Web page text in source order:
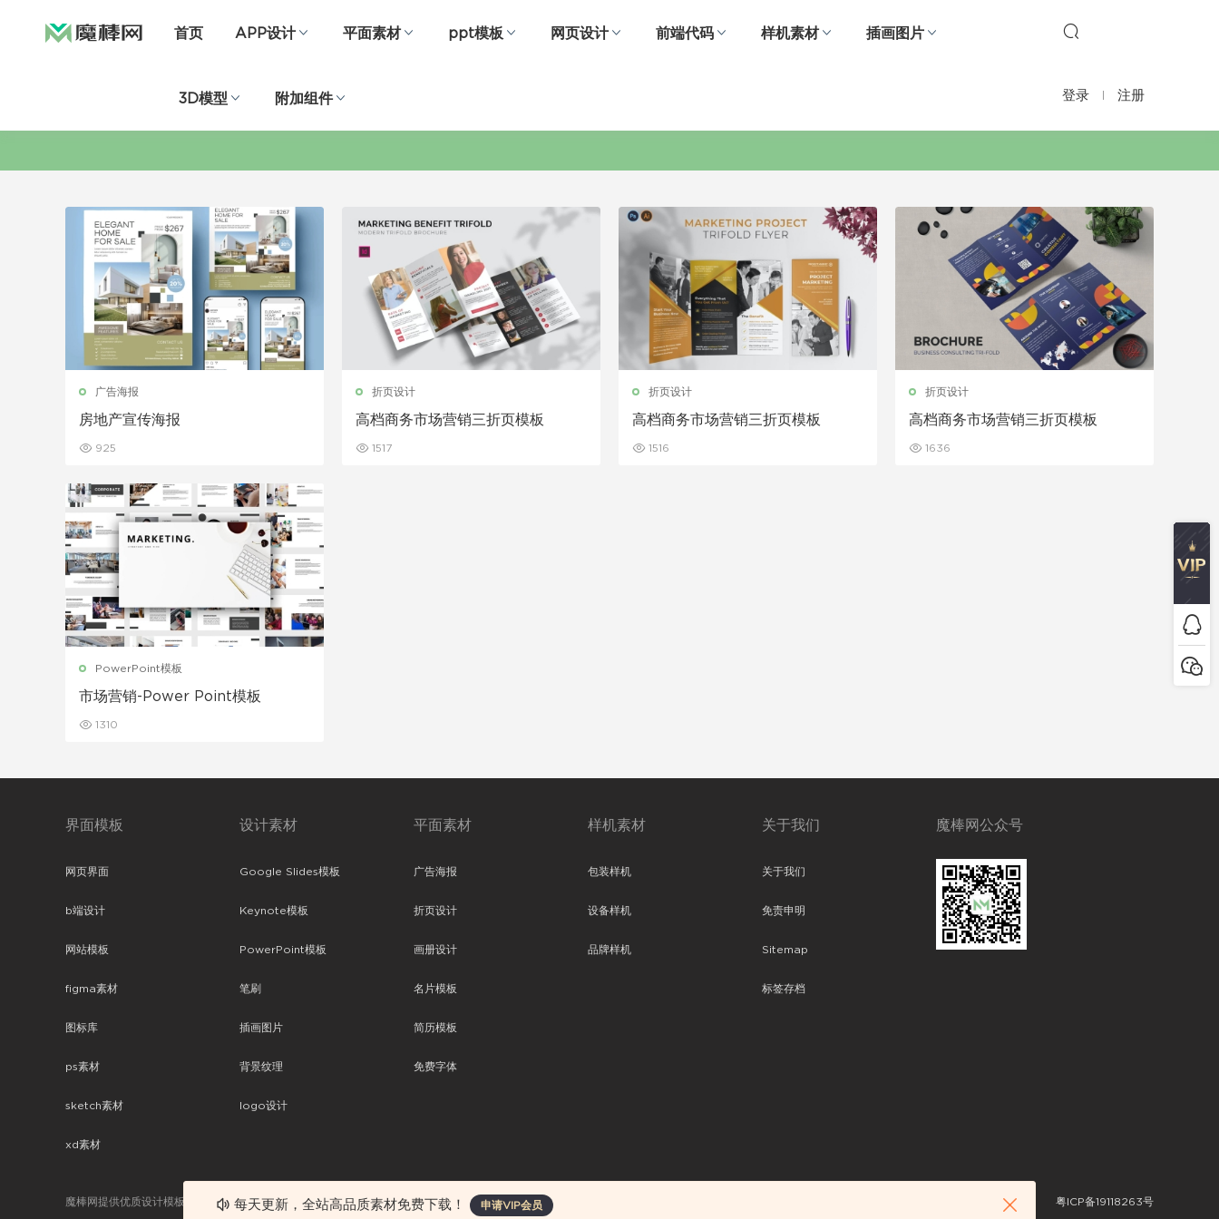
首页 APP设计 平面素材 ppt模板 网页设计 前端代码 样机素材 插画图片
3D模型 附加组件 登录 注册
广告海报
房地产宣传海报
925
折页设计
高档商务市场营销三折页模板
1517
折页设计
高档商务市场营销三折页模板
1516
折页设计
高档商务市场营销三折页模板
1636
PowerPoint模板
市场营销-Power Point模板
1310
界面模板
网页界面
b端设计
网站模板
figma素材
图标库
ps素材
sketch素材
xd素材
设计素材
Google Slides模板
Keynote模板
PowerPoint模板
笔刷
插画图片
背景纹理
logo设计
平面素材
广告海报
折页设计
画册设计
名片模板
简历模板
免费字体
样机素材
包装样机
设备样机
品牌样机
关于我们
关于我们
免责申明
Sitemap
标签存档
魔棒网公众号
魔棒网提供优质设计模板下载，分享优秀的设计。素材包含了APP设计、平面素材、ppt模板、网页设计、前端代码、样机素材、插画图片、附加组件等。 粤ICP备19118263号
每天更新，全站高品质素材免费下载！ 申请VIP会员